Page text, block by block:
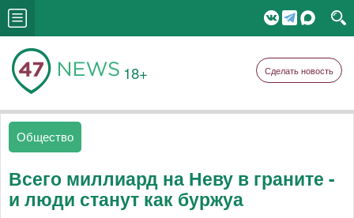
18+ Сделать новость
Общество
Всего миллиард на Неву в граните -
и люди станут как буржуа